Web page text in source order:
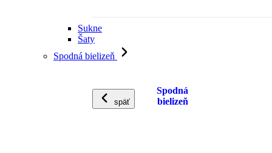
Sukne
Šaty
Spodná bielizeň
späť
Spodná
bielizeň